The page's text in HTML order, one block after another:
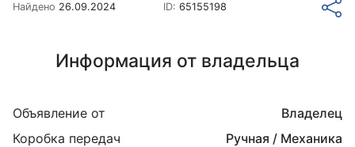
Найдено 26.09.2024 ID: 65155198
Информация от владельца
Объявление от
Владелец
Коробка передач
Ручная / Механика